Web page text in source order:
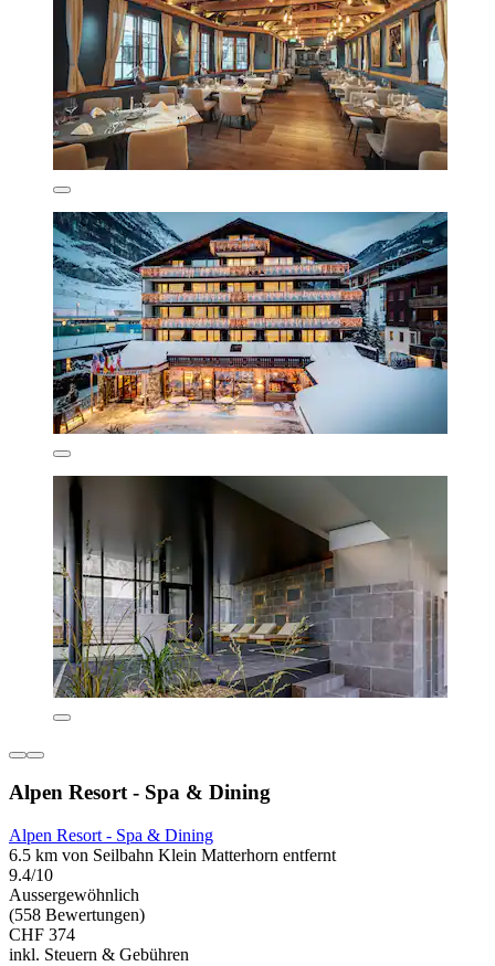
Alpen Resort - Spa & Dining
Alpen Resort - Spa & Dining
6.5 km von Seilbahn Klein Matterhorn entfernt
9.4/10
Aussergewöhnlich
(558 Bewertungen)
CHF 374
inkl. Steuern & Gebühren